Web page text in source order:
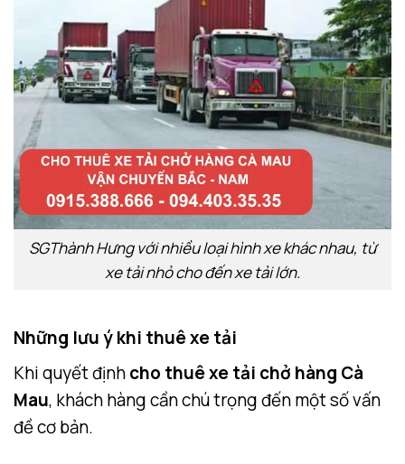
SGThành Hưng với nhiều loại hình xe khác nhau, từ
xe tải nhỏ cho đến xe tải lớn.
Những lưu ý khi thuê xe tải
Khi quyết địnhcho thuê xe tải chở hàng Cà
Mau, khách hàng cần chú trọng đến một số vấn
đề cơ bản.